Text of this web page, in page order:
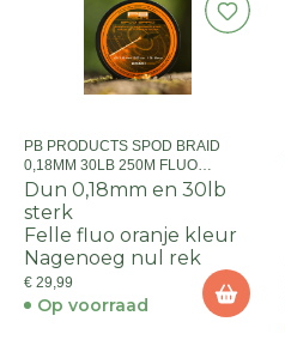
PB PRODUCTS SPOD BRAID
0,18MM 30LB 250M FLUO
ORANGE
Dun 0,18mm en 30lb
sterk
Felle fluo oranje kleur
Nagenoeg nul rek
€ 29,99
Op voorraad